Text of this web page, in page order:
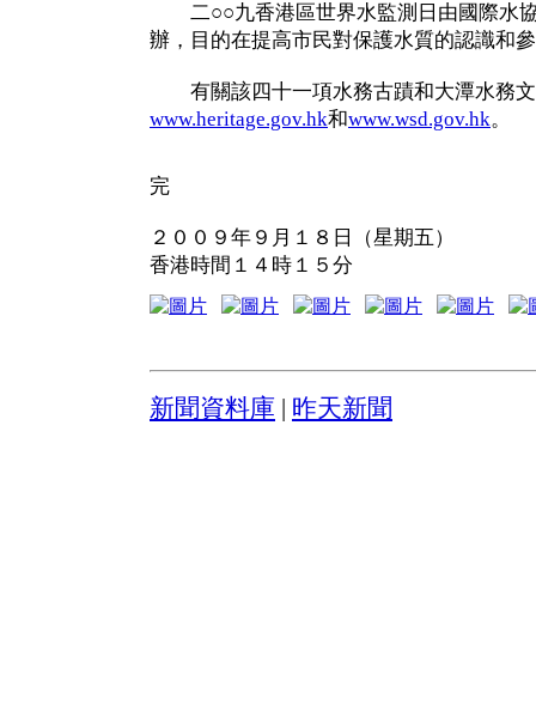
二○○九香港區世界水監測日由國際水
辦，目的在提高市民對保護水質的認識和
有關該四十一項水務古蹟和大潭水務文
www.heritage.gov.hk和www.wsd.gov.hk。
完
２００９年９月１８日（星期五）
香港時間１４時１５分
新聞資料庫 昨天新聞